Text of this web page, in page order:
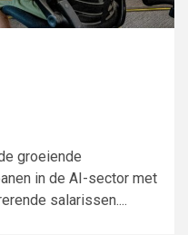
groeiende
in de AI-sector met
salarissen....